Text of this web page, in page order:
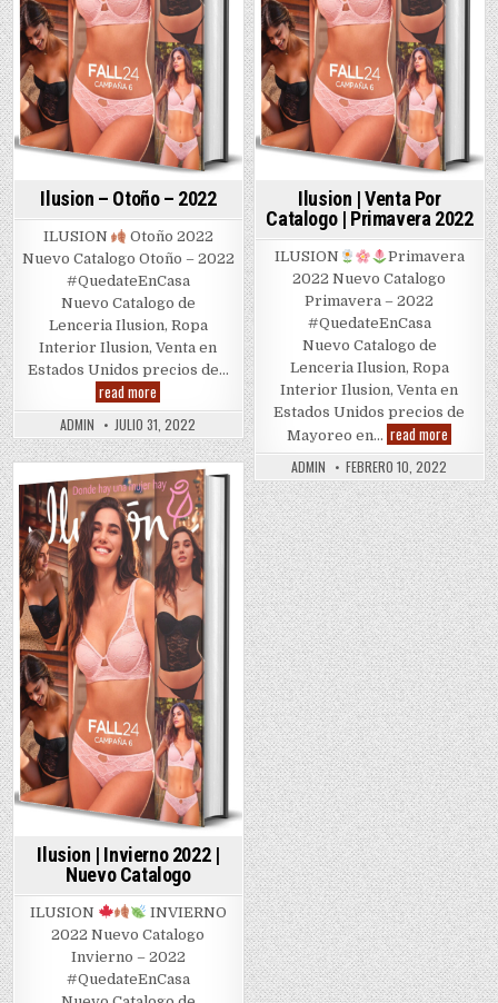
Ilusion – Otoño – 2022
ILUSION
Otoño 2022
Nuevo Catalogo Otoño – 2022
#QuedateEnCasa
Nuevo Catalogo de
Lenceria Ilusion, Ropa
Interior Ilusion, Venta en
Estados Unidos precios de…
read more
–
Otoño
–
2022
ADMIN JULIO 31, 2022
Ilusion | Venta Por
Catalogo | Primavera 2022
ILUSION
Primavera
2022 Nuevo Catalogo
Primavera – 2022
#QuedateEnCasa
Nuevo Catalogo de
Lenceria Ilusion, Ropa
Interior Ilusion, Venta en
Estados Unidos precios de
Mayoreo en… read more
|
Por
Catalogo
|
2022
ADMIN FEBRERO 10, 2022
Posted
in
Ilusion | Invierno 2022 |
Nuevo Catalogo
ILUSION
INVIERNO
2022 Nuevo Catalogo
Invierno – 2022
#QuedateEnCasa